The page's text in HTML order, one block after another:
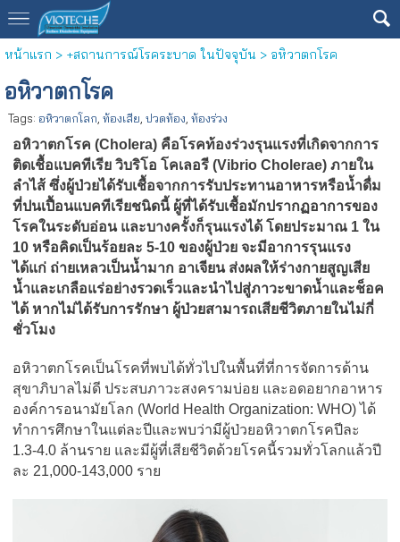
หน้าแรก > +สถานการณ์โรคระบาด ในปัจจุบัน > อหิวาตกโรค
อหิวาตกโรค
Tags: อหิวาตกโลก ท้องเสีย ปวดท้อง ท้องร่วง
อหิวาตกโรค (Cholera) คือโรคท้องร่วงรุนแรงที่เกิดจากการ
ติดเชื้อแบคทีเรีย วิบริโอ โคเลอรี (Vibrio Cholerae) ภายใน
ลำไส้ ซึ่งผู้ป่วยได้รับเชื้อจากการรับประทานอาหารหรือน้ำดื่ม
ที่ปนเปื้อนแบคทีเรียชนิดนี้ ผู้ที่ได้รับเชื้อมักปรากฏอาการของ
โรคในระดับอ่อน และบางครั้งก็รุนแรงได้ โดยประมาณ 1 ใน
10 หรือคิดเป็นร้อยละ 5-10 ของผู้ป่วย จะมีอาการรุนแรง
ได้แก่ ถ่ายเหลวเป็นน้ำมาก อาเจียน ส่งผลให้ร่างกายสูญเสีย
น้ำและเกลือแร่อย่างรวดเร็วและนำไปสู่ภาวะขาดน้ำและช็อค
ได้ หากไม่ได้รับการรักษา ผู้ป่วยสามารถเสียชีวิตภายในไม่กี่
ชั่วโมง
อหิวาตกโรคเป็นโรคที่พบได้ทั่วไปในพื้นที่ที่การจัดการด้าน
สุขาภิบาลไม่ดี ประสบภาวะสงครามบ่อย และอดอยากอาหาร
องค์การอนามัยโลก (World Health Organization: WHO) ได้
ทำการศึกษาในแต่ละปีและพบว่ามีผู้ป่วยอหิวาตกโรคปีละ
1.3-4.0 ล้านราย และมีผู้ที่เสียชีวิตด้วยโรคนี้รวมทั่วโลกแล้วปี
ละ 21,000-143,000 ราย